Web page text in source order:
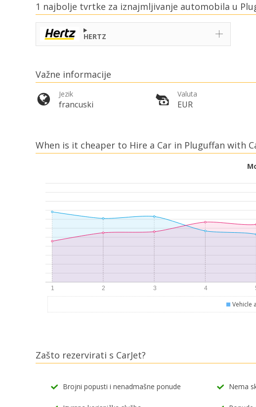
1 najbolje tvrtke za iznajmljivanje automobila u
HERTZ
Važne informacije
Jezik
francuski
Valuta
EUR
When is it cheaper to Hire a Car in Pluguffan with
Vehicle
Zašto rezervirati s CarJet?
Brojni popusti i nenadmašne ponude Nema